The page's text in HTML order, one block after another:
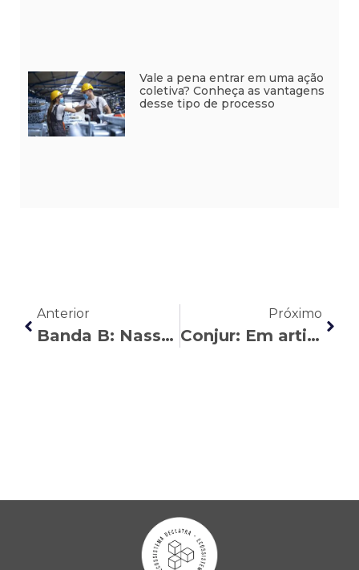
Vale a pena entrar em uma ação
coletiva? Conheça as vantagens
desse tipo de processo
Anterior
Banda B: Nasser Allan esclarece os riscos e distorções da MP do Trabalho Híbrido
Próximo
Conjur: Em artigo, Noa Piatã rebate argumentos infundados contra a Revisão da Vida do Toda